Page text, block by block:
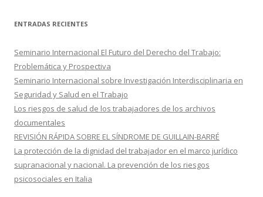
c
r
:
ENTRADAS RECIENTES
Seminario Internacional El Futuro del Derecho del Trabajo:
Problemática y Prospectiva
Seminario Internacional sobre Investigación Interdisciplinaria en
Seguridad y Salud en el Trabajo
Los riesgos de salud de los trabajadores de los archivos
documentales
REVISIÓN RÁPIDA SOBRE EL SÍNDROME DE GUILLAIN-BARRÉ
La protección de la dignidad del trabajador en el marco jurídico
supranacional y nacional. La prevención de los riesgos
psicosociales en Italia